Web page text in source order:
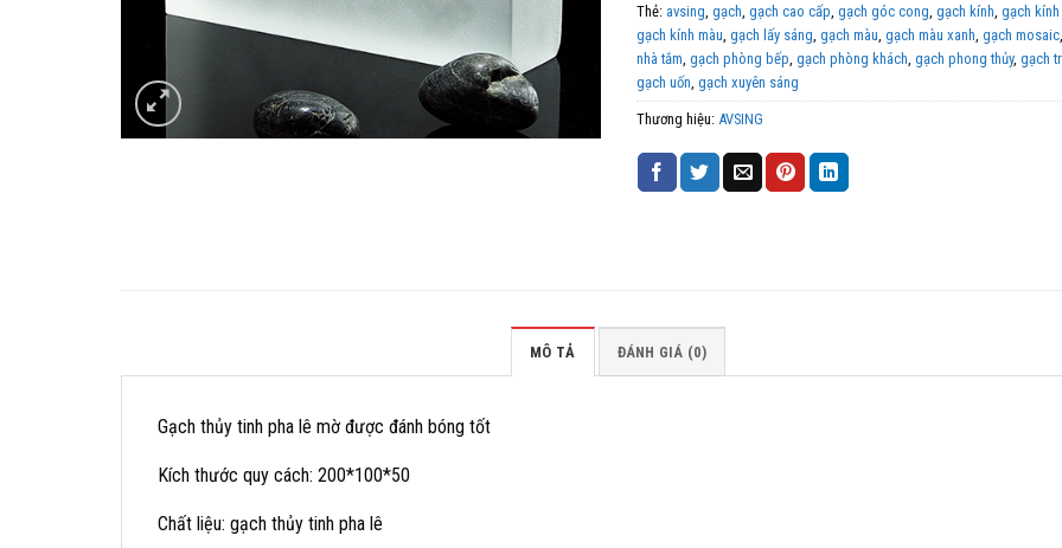
Thẻ: avsing gạch gạch cao cấp gạch góc cong gạch kính gạch
gạch kính màu gạch lấy sáng gạch màu gạch màu xanh gạch mosaic
nhà tắm gạch phòng bếp gạch phòng khách gạch phong thủy, gạch
gạch uốn gạch xuyên sáng
Thương hiệu: AVSING
MÔ TẢ ĐÁNH GIÁ (0)
Gạch thủy tinh pha lê mờ được đánh bóng tốt
Kích thước quy cách: 200*100*50
Chất liệu: gạch thủy tinh pha lê